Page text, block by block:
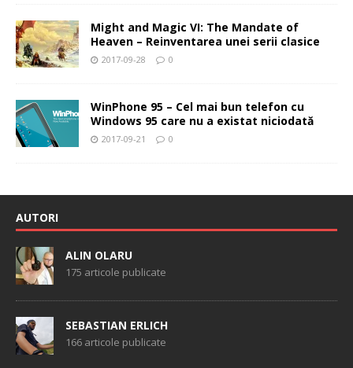
Might and Magic VI: The Mandate of
Heaven – Reinventarea unei serii clasice
2017-09-28 0
WinPhone 95 – Cel mai bun telefon cu
Windows 95 care nu a existat niciodată
2017-09-21 0
AUTORI
ALIN OLARU
175 articole publicate
SEBASTIAN ERLICH
166 articole publicate